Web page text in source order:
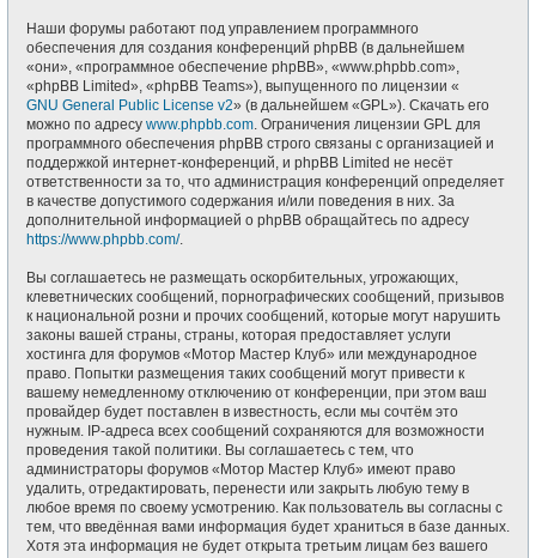
Наши форумы работают под управлением программного
обеспечения для создания конференций phpBB (в дальнейшем
«они», «программное обеспечение phpBB», «www.phpbb.com»,
«phpBB Limited», «phpBB Teams»), выпущенного по лицензии «
GNU General Public License v2» (в дальнейшем «GPL»). Скачать его
можно по адресу www.phpbb.com . Ограничения лицензии GPL для
программного обеспечения phpBB строго связаны с организацией и
поддержкой интернет-конференций, и phpBB Limited не несёт
ответственности за то, что администрация конференций определяет
в качестве допустимого содержания и/или поведения в них. За
дополнительной информацией о phpBB обращайтесь по адресу
https://www.phpbb.com/.
Вы соглашаетесь не размещать оскорбительных, угрожающих,
клеветнических сообщений, порнографических сообщений, призывов
к национальной розни и прочих сообщений, которые могут нарушить
законы вашей страны, страны, которая предоставляет услуги
хостинга для форумов «Мотор Мастер Клуб» или международное
право. Попытки размещения таких сообщений могут привести к
вашему немедленному отключению от конференции, при этом ваш
провайдер будет поставлен в известность, если мы сочтём это
нужным. IP-адреса всех сообщений сохраняются для возможности
проведения такой политики. Вы соглашаетесь с тем, что
администраторы форумов «Мотор Мастер Клуб» имеют право
удалить, отредактировать, перенести или закрыть любую тему в
любое время по своему усмотрению. Как пользователь вы согласны с
тем, что введённая вами информация будет храниться в базе данных.
Хотя эта информация не будет открыта третьим лицам без вашего